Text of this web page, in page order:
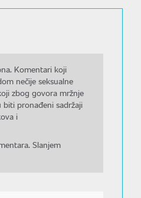
Komentari koji
nečije seksualne
zbog govora mržnje
pronađeni sadržaji
i
Slanjem